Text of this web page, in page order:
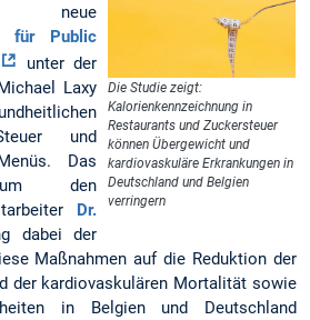
Die Studie zeigt:
Kalorienkennzeichnung in
Restaurants und Zuckersteuer
können Übergewicht und
kardiovaskuläre Erkrankungen in
Deutschland und Belgien
verringern
neue
für Public
unter der
Laxy
und
Das
um den
Dr.
dabei der
Maßnahmen auf die Reduktion der
der kardiovaskulären Mortalität sowie
in Belgien und Deutschland